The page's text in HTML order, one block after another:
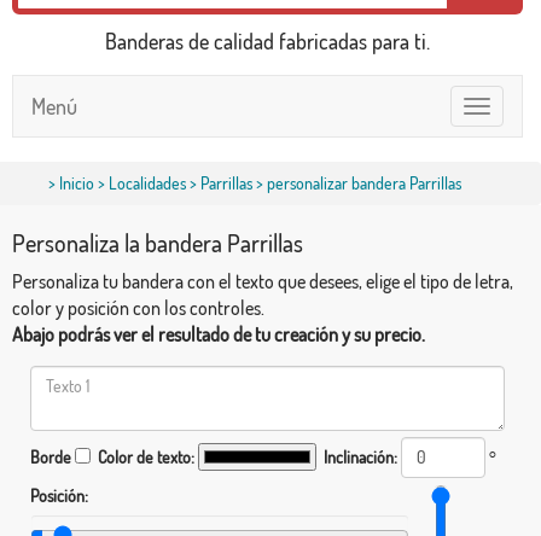
Banderas de calidad fabricadas para ti.
Toggle
navigation
Menú
> Inicio> Localidades> Parrillas> personalizar bandera Parrillas
Personaliza la bandera Parrillas
Personaliza tu bandera con el texto que desees, elige el tipo de letra,
color y posición con los controles.
Abajo podrás ver el resultado de tu creación y su precio.
Borde Color de texto: Inclinación:
°
Posición: